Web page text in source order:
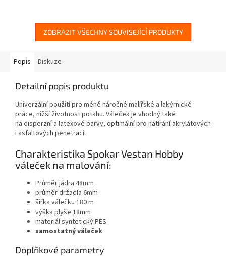
ZOBRAZIT VŠECHNY SOUVISEJÍCÍ PRODUKTY
Popis Diskuze
Detailní popis produktu
Univerzální použití pro méně náročné malířské a lakýrnické
práce, nižší životnost potahu. Váleček je vhodný také
na disperzní a latexové barvy, optimální pro natírání akrylátových
i asfaltových penetrací.
Charakteristika Spokar Vestan Hobby
váleček na malování:
Průměr jádra 48mm
průměr držadla 6mm
šířka válečku 180 m
výška plyše 18mm
materiál syntetický PES
samostatný váleček
Doplňkové parametry